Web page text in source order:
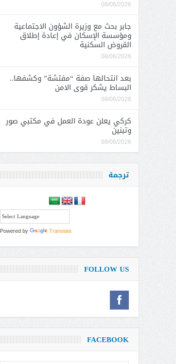
08/06/2026
جابر بحث مع وزيرة الشؤون الاجتماعية
ومؤسسة الإسكان في إعادة إطلاق
القروض السكنية
08/06/2026
بعد انتحالها صفة “مفتشة” وكشفها..
البساط يشكر قوى الامن
08/06/2026
كركي يعلن عودة العمل في مكتبي صور
وتبنين
08/06/2026
ترجمة
Powered by Translate
FOLLOW US
FACEBOOK